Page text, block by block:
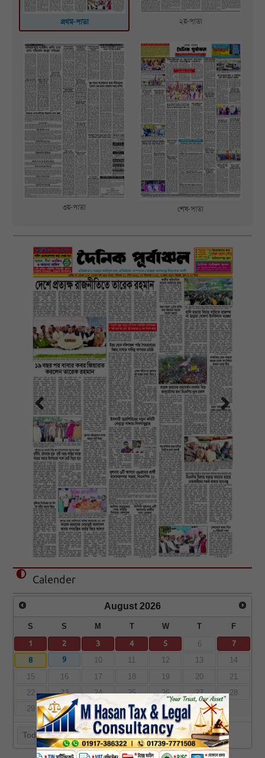
প্রথম-পাতা ২য়-পাতা
৩য়-পাতা শেষ-পাতা
Calender
August 2026
S S M T W T F
1 2 3 4 5 6
7
8
9 10 11 12 13
14
15
16 17 18 19 20
21
22
23 24 25 26 27
28
29
30 31
Today